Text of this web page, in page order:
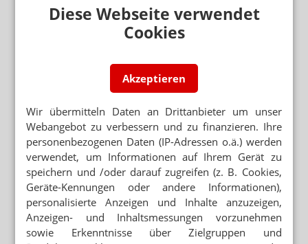
Diese Webseite verwendet
Cookies
Akzeptieren
Wir übermitteln Daten an Drittanbieter um unser
Webangebot zu verbessern und zu finanzieren. Ihre
personenbezogenen Daten (IP-Adressen o.ä.) werden
verwendet, um Informationen auf Ihrem Gerät zu
speichern und /oder darauf zugreifen (z. B. Cookies,
Geräte-Kennungen oder andere Informationen),
personalisierte Anzeigen und Inhalte anzuzeigen,
Anzeigen- und Inhaltsmessungen vorzunehmen
sowie Erkenntnisse über Zielgruppen und
NOCH MEHR DEFIZITÄRE APOTHEKEN
Spargesetz: Treuhand rechnet Worst-Case-
KOMMENTAR
Ohne Personal verschwindet die Apotheke
EINIGUNG BEIM SPARPAKET
Kassenabschlag: 2,07 Euro ab 1. Januar
Mehr zum Thema
APOTHEKEN-HONORAR
Ab September: 11 Euro für Grippeimpfung